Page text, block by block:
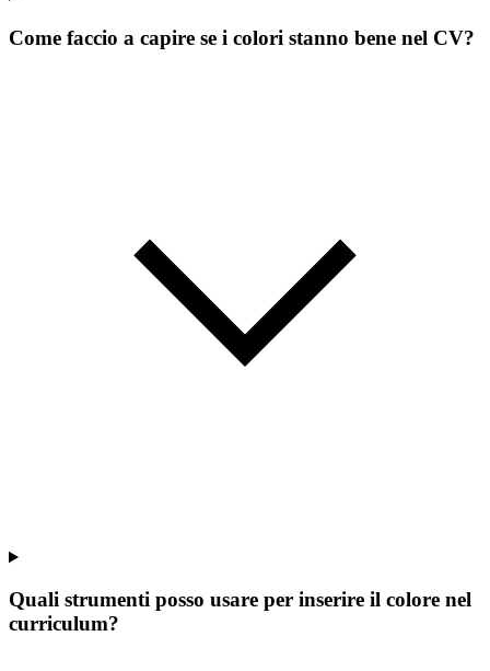
Come faccio a capire se i colori stanno bene nel CV?
Quali strumenti posso usare per inserire il colore nel
curriculum?